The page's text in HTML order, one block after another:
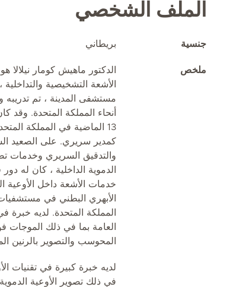
الملف الشخصي
جنسية بريطاني
ملخص
الدكتور ماهيش كومار
الأشعة التشخيصية
مستشفى المدينة ، تم
أنحاء المملكة المتحدة.
13 الماضية في المملكة
كمدير سريري. على الصعيد
والتدقيق السريري وخدمات
الدموية الداخلية ، كان له
خدمات الأشعة داخل الأوعية
المملكة المتحدة. لديه
العامة بما في ذلك الموجات
المحوسب والتصوير بالرنين
لديه خبرة كبيرة في تقنيات
في ذلك تصوير الأوعية